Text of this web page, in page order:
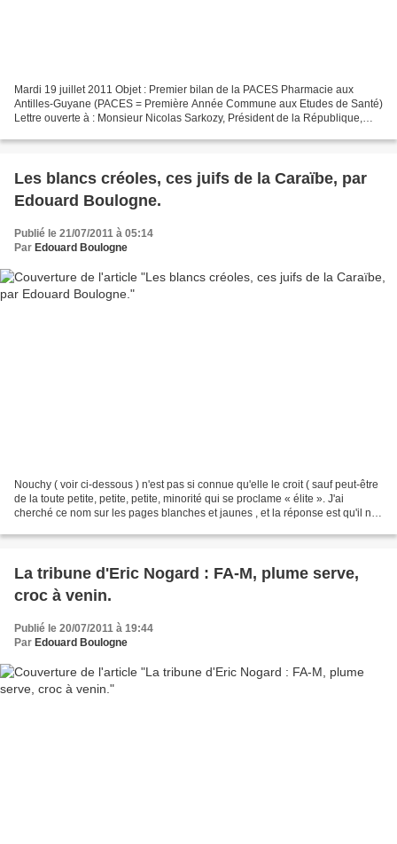
Mardi 19 juillet 2011 Objet : Premier bilan de la PACES Pharmacie aux
Antilles-Guyane (PACES = Première Année Commune aux Etudes de Santé)
Lettre ouverte à : Monsieur Nicolas Sarkozy, Président de la République,
Les blancs créoles, ces juifs de la Caraïbe, par
Edouard Boulogne.
Publié le 21/07/2011 à 05:14
Par Edouard Boulogne
Nouchy ( voir ci-dessous ) n'est pas si connue qu'elle le croit ( sauf peut-être
de la toute petite, petite, petite, minorité qui se proclame « élite ». J'ai
cherché ce nom sur les pages blanches et jaunes , et la réponse est qu'il n'y
La tribune d'Eric Nogard : FA-M, plume serve,
croc à venin.
Publié le 20/07/2011 à 19:44
Par Edouard Boulogne